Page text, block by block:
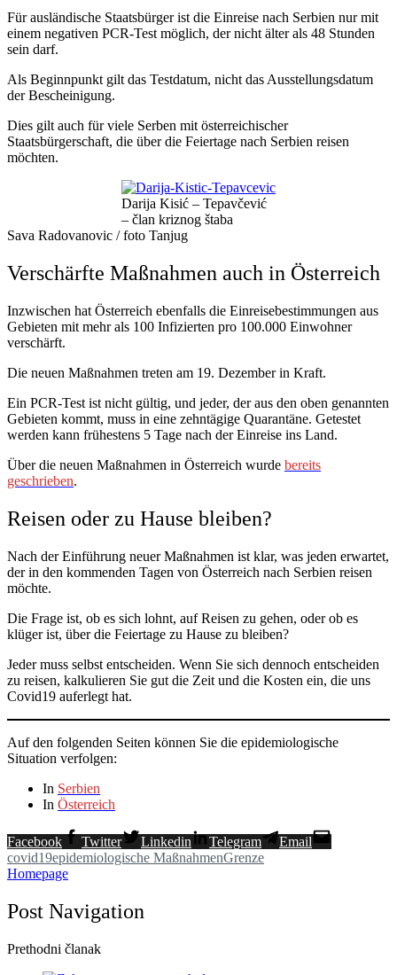
Für ausländische Staatsbürger ist die Einreise nach Serbien nur mit
einem negativen PCR-Test möglich, der nicht älter als 48 Stunden
sein darf.
Als Beginnpunkt gilt das Testdatum, nicht das Ausstellungsdatum
der Bescheinigung.
Dies gilt auch für viele Serben mit österreichischer
Staatsbürgerschaft, die über die Feiertage nach Serbien reisen
möchten.
Darija Kisić – Tepavčević
– član kriznog štaba
Sava Radovanovic / foto Tanjug
Verschärfte Maßnahmen auch in Österreich
Inzwischen hat Österreich ebenfalls die Einreisebestimmungen aus
Gebieten mit mehr als 100 Infizierten pro 100.000 Einwohner
verschärft.
Die neuen Maßnahmen treten am 19. Dezember in Kraft.
Ein PCR-Test ist nicht gültig, und jeder, der aus den oben genannten
Gebieten kommt, muss in eine zehntägige Quarantäne. Getestet
werden kann frühestens 5 Tage nach der Einreise ins Land.
Über die neuen Maßnahmen in Österreich wurde bereits
geschrieben.
Reisen oder zu Hause bleiben?
Nach der Einführung neuer Maßnahmen ist klar, was jeden erwartet,
der in den kommenden Tagen von Österreich nach Serbien reisen
möchte.
Die Frage ist, ob es sich lohnt, auf Reisen zu gehen, oder ob es
klüger ist, über die Feiertage zu Hause zu bleiben?
Jeder muss selbst entscheiden. Wenn Sie sich dennoch entscheiden
zu reisen, kalkulieren Sie gut die Zeit und die Kosten ein, die uns
Covid19 auferlegt hat.
Auf den folgenden Seiten können Sie die epidemiologische
Situation verfolgen:
In Serbien
In Österreich
Facebook Twitter Linkedin Telegram
Email
covid19epidemiologische MaßnahmenGrenze
Homepage
Post Navigation
Prethodni članak